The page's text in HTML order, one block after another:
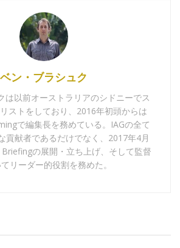
ベン・ブラシュク
は以前オーストラリアのシドニーでス
ストをしており、2016年初頭からは
で編集長を務めている。IAGの全て
貢献者であるだけでなく、2017年4月
の展開・立ち上げ、そして監督
リーダー的役割を務めた。